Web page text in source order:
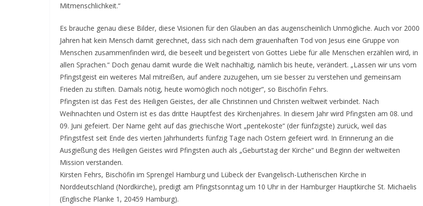
Mitmenschlichkeit.“
Es brauche genau diese Bilder, diese Visionen für den Glauben an das augenscheinlich Unmögliche. Auch vor 2000
Jahren hat kein Mensch damit gerechnet, dass sich nach dem grauenhaften Tod von Jesus eine Gruppe von
Menschen zusammenfinden wird, die beseelt und begeistert von Gottes Liebe für alle Menschen erzählen wird, in
allen Sprachen.“ Doch genau damit wurde die Welt nachhaltig, nämlich bis heute, verändert. „Lassen wir uns vom
Pfingstgeist ein weiteres Mal mitreißen, auf andere zuzugehen, um sie besser zu verstehen und gemeinsam
Frieden zu stiften. Damals nötig, heute womöglich noch nötiger“, so Bischöfin Fehrs.
Pfingsten ist das Fest des Heiligen Geistes, der alle Christinnen und Christen weltweit verbindet. Nach
Weihnachten und Ostern ist es das dritte Hauptfest des Kirchenjahres. In diesem Jahr wird Pfingsten am 08. und
09. Juni gefeiert. Der Name geht auf das griechische Wort „pentekoste“ (der fünfzigste) zurück, weil das
Pfingstfest seit Ende des vierten Jahrhunderts fünfzig Tage nach Ostern gefeiert wird. In Erinnerung an die
Ausgießung des Heiligen Geistes wird Pfingsten auch als „Geburtstag der Kirche“ und Beginn der weltweiten
Mission verstanden.
Kirsten Fehrs, Bischöfin im Sprengel Hamburg und Lübeck der Evangelisch-Lutherischen Kirche in
Norddeutschland (Nordkirche), predigt am Pfingstsonntag um 10 Uhr in der Hamburger Hauptkirche St. Michaelis
(Englische Planke 1, 20459 Hamburg).